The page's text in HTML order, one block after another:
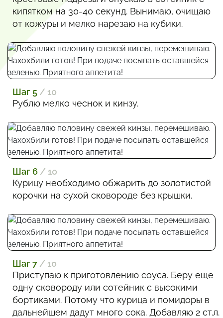
кипятком на 30-40 секунд. Вынимаю, очищаю
от кожуры и мелко нарезаю на кубики.
Шаг 5 / 10
Рублю мелко чеснок и кинзу.
Шаг 6 / 10
Курицу необходимо обжарить до золотистой
корочки на сухой сковороде без крышки.
Шаг 7 / 10
Приступаю к приготовлению соуса. Беру еще
одну сковороду или сотейник с высокими
бортиками. Потому что курица и помидоры в
дальнейшем дадут много сока. Добавляю 2 ст.л.